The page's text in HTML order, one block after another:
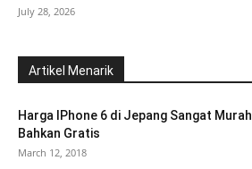
July 28, 2026
Artikel Menarik
Harga IPhone 6 di Jepang Sangat Murah
Bahkan Gratis
March 12, 2018